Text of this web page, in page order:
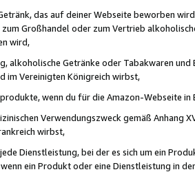
das auf deiner Webseite beworben
Großhandel oder zum Vertrieb
wird,
alkoholische Getränke oder Tabakwaren
im Vereinigten Königreich wirbst,
wenn du für die Amazon-Webseite in
Verwendungszweck gemäß Anhang
wirbst,
Dienstleistung, bei der es sich um ein
ein Produkt oder eine Dienstleistung in